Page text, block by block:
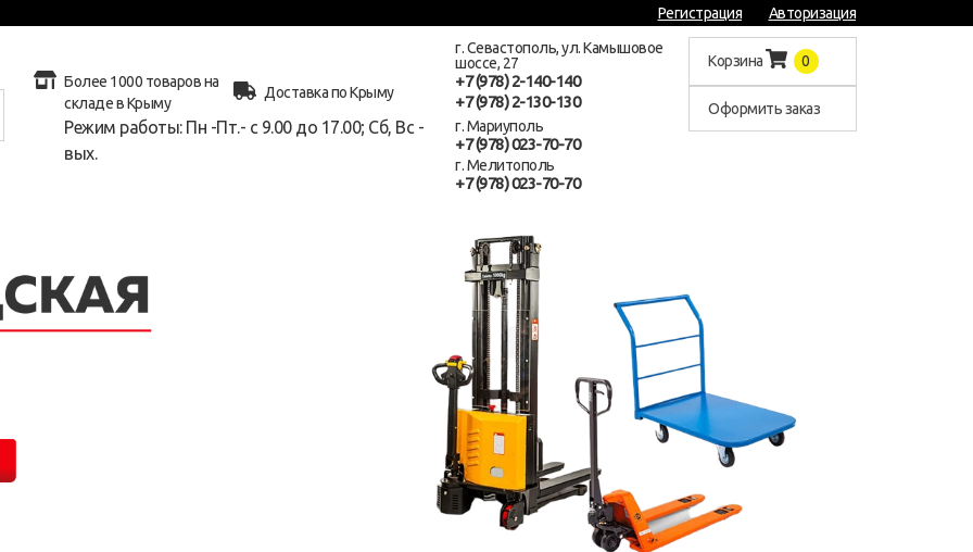
Регистрация Авторизация
Более 1000 товаров на
складе в Крыму
Доставка по Крыму
Режим работы: Пн -Пт.- с 9.00 до 17.00; Сб, Вс -
вых.
г. Севастополь, ул. Камышовое
шоссе, 27
+7 (978) 2-140-140
+7 (978) 2-130-130
г. Мариуполь
+7 (978) 023-70-70
г. Мелитополь
+7 (978) 023-70-70
Корзина 0
Оформить заказ